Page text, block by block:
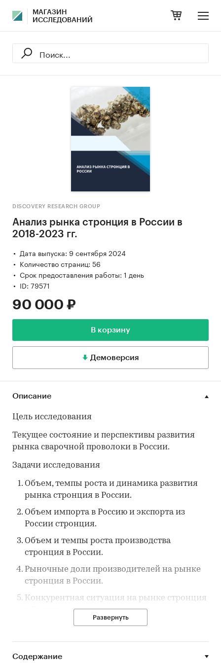
МАГАЗИН
ИССЛЕДОВАНИЙ
DISCOVERY RESEARCH GROUP
Анализ рынка стронция в России в
2018-2023 гг.
Дата выпуска: 9 сентября 2024
Количество страниц: 56
Срок предоставления работы: 1 день
ID: 79571
90 000 ₽
В корзину
Демоверсия
Описание
Цель исследования
Текущее состояние и перспективы развития
рынка сварочной проволоки в России.
Задачи исследования
Объем, темпы роста и динамика развития
рынка стронция в России.
Объем импорта в Россию и экспорта из
России стронция.
Объем и темпы роста производства
стронция в России.
Рыночные доли производителей на рынке
стронция в России.
Конкурентная ситуация на рынке стронция
Перспективы развития рынка (в ближайшие
Уровень цен на рынке стронция в России.
Развернуть
Содержание